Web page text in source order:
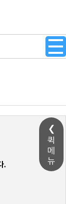
퀵
메
뉴
.